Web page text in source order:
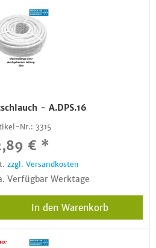
- A.DPS.16
Nr.: 3315
€ *
zzgl. Versandkosten
Verfügbar Werktage
In den Warenkorb